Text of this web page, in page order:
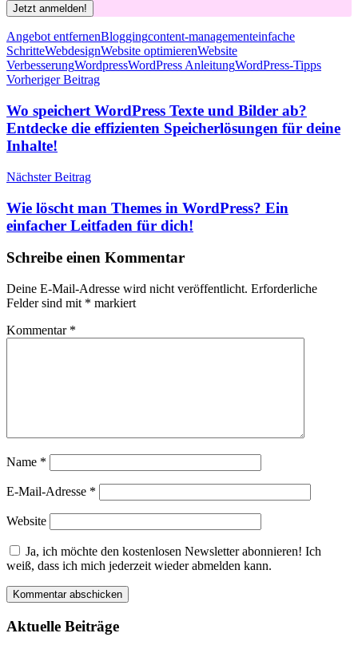
Schlagwörter
Angebot entfernenBloggingcontent-managementeinfache
SchritteWebdesignWebsite optimierenWebsite
VerbesserungWordpressWordPress AnleitungWordPress-Tipps
Beitragsnavigation
Vorheriger Beitrag
Wo speichert WordPress Texte und Bilder ab?
Entdecke die effizienten Speicherlösungen für deine
Inhalte!
Nächster Beitrag
Wie löscht man Themes in WordPress? Ein
einfacher Leitfaden für dich!
Schreibe einen Kommentar
Deine E-Mail-Adresse wird nicht veröffentlicht. Erforderliche
Felder sind mit * markiert
Kommentar *
Name *
E-Mail-Adresse *
Website
Ja, ich möchte den kostenlosen Newsletter abonnieren! Ich
weiß, dass ich mich jederzeit wieder abmelden kann.
Aktuelle Beiträge